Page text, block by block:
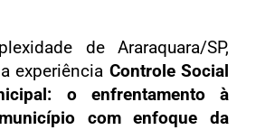
de Araraquara/SP,
experiência Controle Social
o enfrentamento à
com enfoque da